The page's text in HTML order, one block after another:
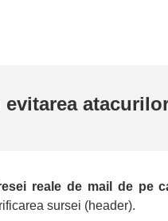
reale de mail de pe
sursei (header).